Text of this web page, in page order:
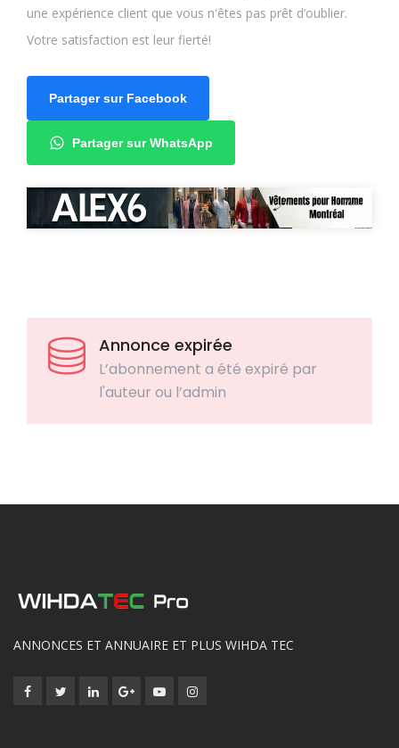
une expérience client que vous n'êtes pas prêt d’oublier.
Votre satisfaction est leur fierté!
Partager sur Facebook
Partager sur WhatsApp
Annonce expirée
L’abonnement a été expiré par
l'auteur ou l’admin
ANNONCES ET ANNUAIRE ET PLUS WIHDA TEC